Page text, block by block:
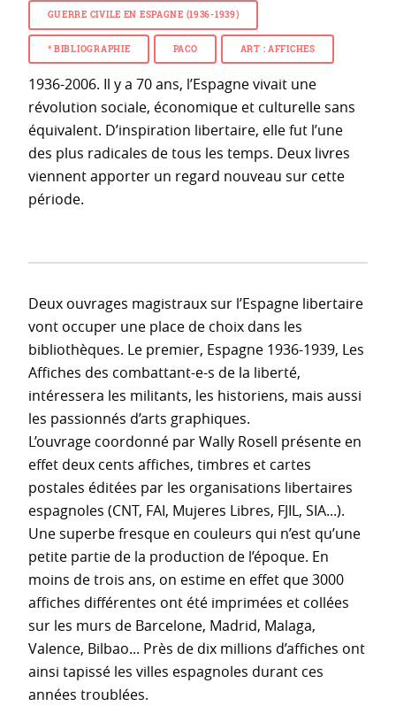
GUERRE CIVILE EN ESPAGNE (1936-1939)
* BIBLIOGRAPHIE PACO ART : AFFICHES
1936-2006. Il y a 70 ans, l’Espagne vivait une
révolution sociale, économique et culturelle sans
équivalent. D’inspiration libertaire, elle fut l’une
des plus radicales de tous les temps. Deux livres
viennent apporter un regard nouveau sur cette
période.
Deux ouvrages magistraux sur l’Espagne libertaire
vont occuper une place de choix dans les
bibliothèques. Le premier, Espagne 1936-1939, Les
Affiches des combattant-e-s de la liberté,
intéressera les militants, les historiens, mais aussi
les passionnés d’arts graphiques.
L’ouvrage coordonné par Wally Rosell présente en
effet deux cents affiches, timbres et cartes
postales éditées par les organisations libertaires
espagnoles (CNT, FAI, Mujeres Libres, FJIL, SIA...).
Une superbe fresque en couleurs qui n’est qu’une
petite partie de la production de l’époque. En
moins de trois ans, on estime en effet que 3000
affiches différentes ont été imprimées et collées
sur les murs de Barcelone, Madrid, Malaga,
Valence, Bilbao... Près de dix millions d’affiches ont
ainsi tapissé les villes espagnoles durant ces
années troublées.